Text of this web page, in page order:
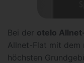
Bei der otelo
Allnet-Flat mit dem
höchsten